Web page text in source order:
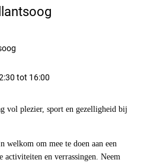
tot 16:00
vol plezier, sport en gezelligheid bij
om mee te doen aan een
activiteiten en verrassingen. Neem